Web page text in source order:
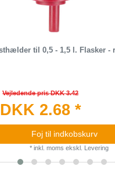
til 0,5 - 1,5 l. Flasker -
Vejledende pris DKK 3.42
DKK 2.68 *
Foj til indkobskurv
* inkl. moms ekskl. Levering